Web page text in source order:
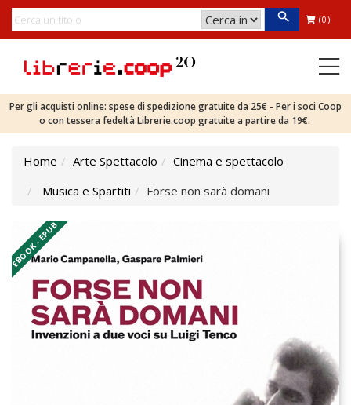
(0)
Per gli acquisti online: spese di spedizione gratuite da 25€ - Per i soci Coop
o con tessera fedeltà Librerie.coop gratuite a partire da 19€.
Home Arte Spettacolo
Cinema e spettacolo
Musica e Spartiti
Forse non sarà domani
EBOOK - EPUB